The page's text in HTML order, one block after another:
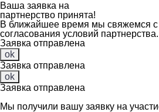
Ваша заявка на
партнерство принята!
В ближайшее время мы свяжемся с
согласования условий партнерства.
Заявка отправлена
ok
Заявка отправлена
ok
Заявка отправлена
Мы получили вашу заявку на